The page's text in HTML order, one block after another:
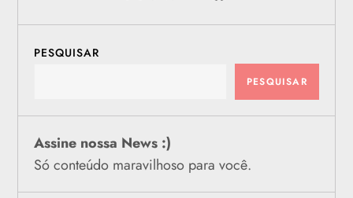
PESQUISAR
PESQUISAR
Assine nossa News :)
Só conteúdo maravilhoso para você.